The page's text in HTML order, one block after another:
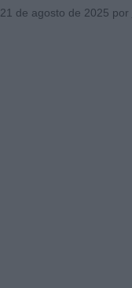
21 de agosto de 2025 por